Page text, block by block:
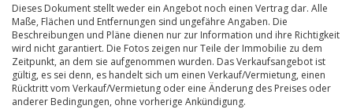
Dieses Dokument stellt weder ein Angebot noch einen Vertrag dar. Alle
Maße, Flächen und Entfernungen sind ungefähre Angaben. Die
Beschreibungen und Pläne dienen nur zur Information und ihre Richtigkeit
wird nicht garantiert. Die Fotos zeigen nur Teile der Immobilie zu dem
Zeitpunkt, an dem sie aufgenommen wurden. Das Verkaufsangebot ist
gültig, es sei denn, es handelt sich um einen Verkauf/Vermietung, einen
Rücktritt vom Verkauf/Vermietung oder eine Änderung des Preises oder
anderer Bedingungen, ohne vorherige Ankündigung.